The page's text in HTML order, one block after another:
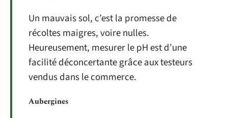
Un mauvais sol, c’est la promesse de
récoltes maigres, voire nulles.
Heureusement, mesurer le pH est d’une
facilité déconcertante grâce aux testeurs
vendus dans le commerce.
Aubergines